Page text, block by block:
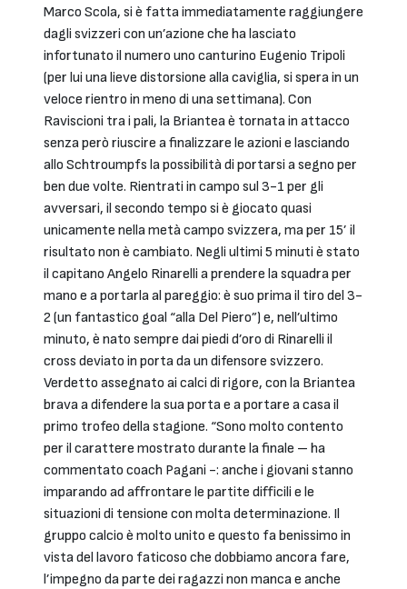
Marco Scola, si è fatta immediatamente raggiungere
dagli svizzeri con un’azione che ha lasciato
infortunato il numero uno canturino Eugenio Tripoli
(per lui una lieve distorsione alla caviglia, si spera in un
veloce rientro in meno di una settimana). Con
Raviscioni tra i pali, la Briantea è tornata in attacco
senza però riuscire a finalizzare le azioni e lasciando
allo Schtroumpfs la possibilità di portarsi a segno per
ben due volte. Rientrati in campo sul 3-1 per gli
avversari, il secondo tempo si è giocato quasi
unicamente nella metà campo svizzera, ma per 15’ il
risultato non è cambiato. Negli ultimi 5 minuti è stato
il capitano Angelo Rinarelli a prendere la squadra per
mano e a portarla al pareggio: è suo prima il tiro del 3-
2 (un fantastico goal “alla Del Piero”) e, nell’ultimo
minuto, è nato sempre dai piedi d’oro di Rinarelli il
cross deviato in porta da un difensore svizzero.
Verdetto assegnato ai calci di rigore, con la Briantea
brava a difendere la sua porta e a portare a casa il
primo trofeo della stagione. “Sono molto contento
per il carattere mostrato durante la finale – ha
commentato coach Pagani -: anche i giovani stanno
imparando ad affrontare le partite difficili e le
situazioni di tensione con molta determinazione. Il
gruppo calcio è molto unito e questo fa benissimo in
vista del lavoro faticoso che dobbiamo ancora fare,
l’impegno da parte dei ragazzi non manca e anche